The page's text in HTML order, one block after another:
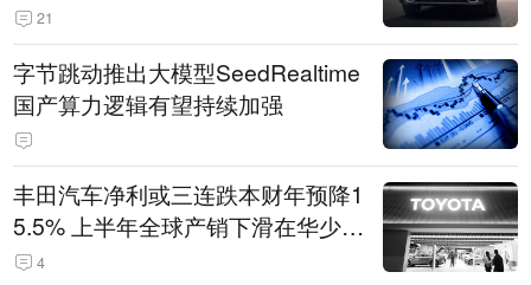
21
字节跳动推出大模型SeedRealtime
国产算力逻辑有望持续加强
丰田汽车净利或三连跌本财年预降1
5.5% 上半年全球产销下滑在华少卖
14.3万辆
4